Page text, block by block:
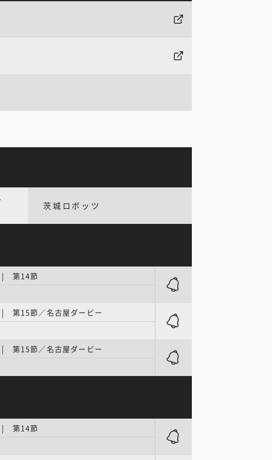
茨城ロボッツ
第14節
15節／名古屋ダービー
15節／名古屋ダービー
第14節